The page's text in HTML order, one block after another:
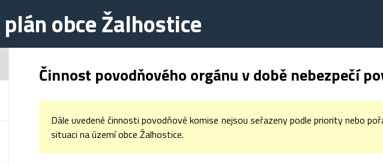
obce Žalhostice
Činnost povodňového orgánu v době nebezpečí
Dále uvedené činnosti povodňové komise nejsou seřazeny podle priority nebo
situaci na území obce Žalhostice.